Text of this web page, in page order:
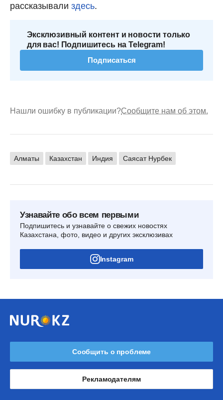
рассказывали здесь.
Эксклюзивный контент и новости только
для вас! Подпишитесь на Telegram!
Подписаться
Нашли ошибку в публикации?Сообщите нам об этом.
Алматы Казахстан Индия Саясат Нурбек
Узнавайте обо всем первыми
Подпишитесь и узнавайте о свежих новостях
Казахстана, фото, видео и других эксклюзивах
Instagram
Сообщить о проблеме
Рекламодателям